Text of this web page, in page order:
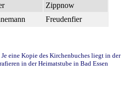
Zippnow
Freudenfier
eine Kopie des Kirchenbuches liegt in der
in der Heimatstube in Bad Essen